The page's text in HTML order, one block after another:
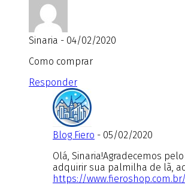
Sinaria - 04/02/2020
Como comprar
Responder
Blog Fiero - 05/02/2020
Olá, Sinaria!Agradecemos
adquirir sua palmilha de lã,
https://